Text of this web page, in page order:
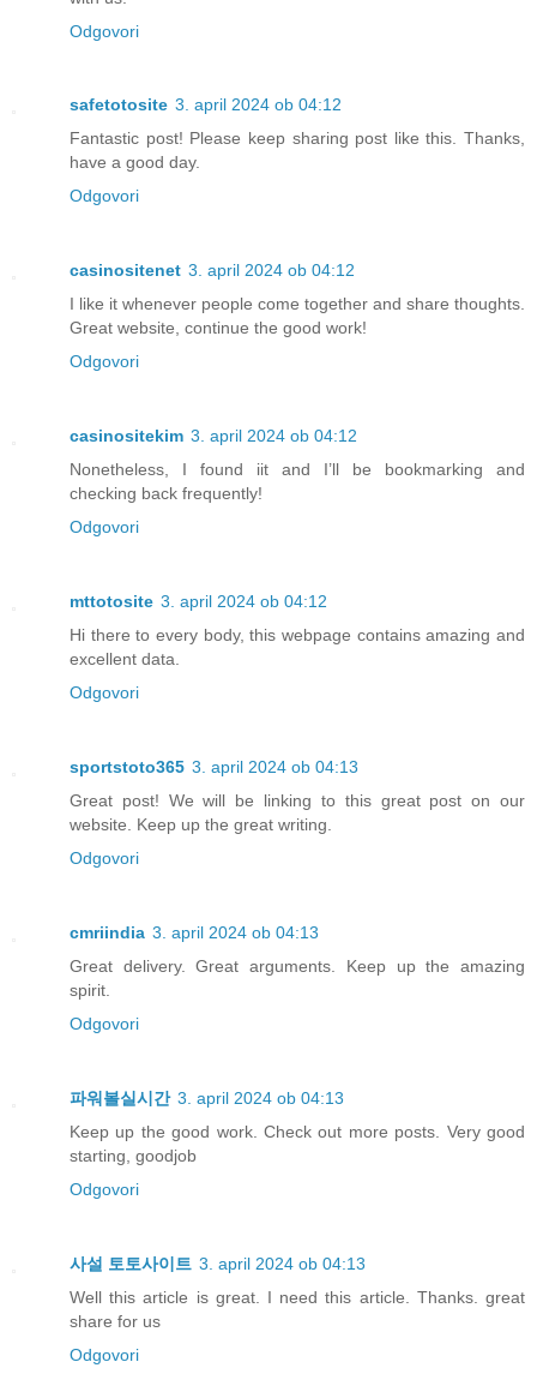
Odgovori
safetotosite 3. april 2024 ob 04:12
Fantastic post! Please keep sharing post like this. Thanks,
have a good day.
Odgovori
casinositenet 3. april 2024 ob 04:12
I like it whenever people come together and share thoughts.
Great website, continue the good work!
Odgovori
casinositekim 3. april 2024 ob 04:12
Nonetheless, I found iit and I’ll be bookmarking and
checking back frequently!
Odgovori
mttotosite 3. april 2024 ob 04:12
Hi there to every body, this webpage contains amazing and
excellent data.
Odgovori
sportstoto365 3. april 2024 ob 04:13
Great post! We will be linking to this great post on our
website. Keep up the great writing.
Odgovori
cmriindia 3. april 2024 ob 04:13
Great delivery. Great arguments. Keep up the amazing
spirit.
Odgovori
파워볼실시간 3. april 2024 ob 04:13
Keep up the good work. Check out more posts. Very good
starting, goodjob
Odgovori
사설 토토사이트 3. april 2024 ob 04:13
Well this article is great. I need this article. Thanks. great
share for us
Odgovori